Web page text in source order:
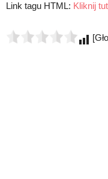
Link tagu HTML: Kliknij